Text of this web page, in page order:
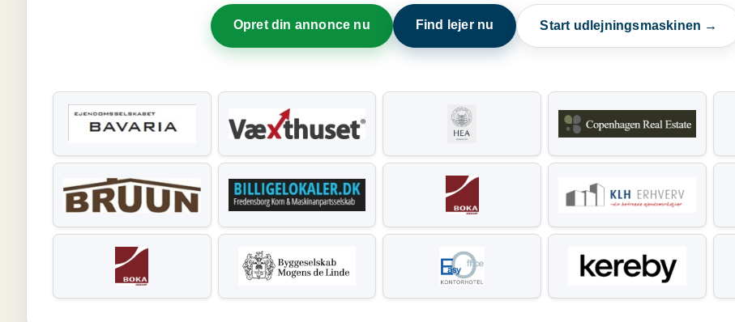
Opret din annonce nu Find lejer nu Start udlejningsmaskinen →